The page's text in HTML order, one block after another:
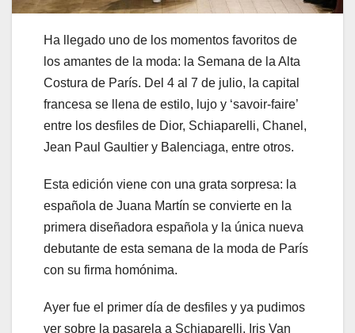
Ha llegado uno de los momentos favoritos de
los amantes de la moda: la Semana de la Alta
Costura de París. Del 4 al 7 de julio, la capital
francesa se llena de estilo, lujo y ‘savoir-faire’
entre los desfiles de Dior, Schiaparelli, Chanel,
Jean Paul Gaultier y Balenciaga, entre otros.
Esta edición viene con una grata sorpresa: la
española de Juana Martín se convierte en la
primera diseñadora española y la única nueva
debutante de esta semana de la moda de París
con su firma homónima.
Ayer fue el primer día de desfiles y ya pudimos
ver sobre la pasarela a Schiaparelli, Iris Van